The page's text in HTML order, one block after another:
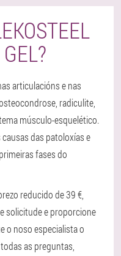
articulacións e nas
radiculite,
músculo-esquelético.
das patoloxías e
fases do
reducido de 39 €,
solicitude e proporcione
o noso especialista o
as preguntas,